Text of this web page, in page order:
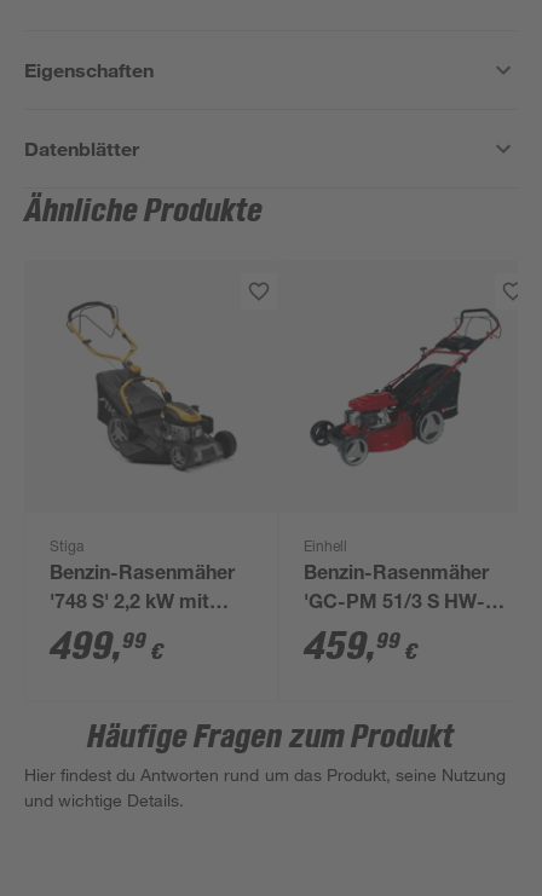
Eigenschaften
Datenblätter
Ähnliche Produkte
Stiga
Benzin-Rasenmäher
'748 S' 2,2 kW mit
Starterakku und
Ladegerät
499,99 €
Einhell
Benzin-Rasenmäher
'GC-PM 51/3 S HW-
LI' 2700 W, bis 1800
m²
459,99 €
Häufige Fragen zum Produkt
Hier findest du Antworten rund um das Produkt, seine Nutzung
und wichtige Details.